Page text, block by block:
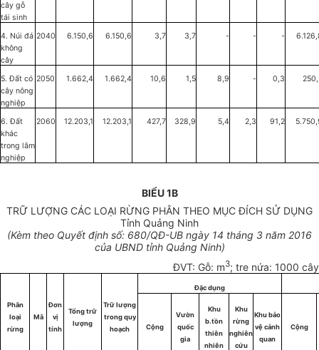
cây gỗ
tái sinh
4. Núi đá
không
cây
2040 6.150,6 6.150,6 3,7 3,7 - - -
5.Đất có
cây nông
nghiệp
2050 1.662,4 1.662,4 10,6 1,5 8,9 - 0,3
6.Đất
khác
trong lâm
nghiệp
2060 12.203,1 12.203,1 427,7 328,9 5,4 2,3 91,2
BIỂU 1B
TRỮ LƯỢNG CÁC LOẠI RỪNG PHÂN THEO MỤC ĐÍCH SỬ DỤNG
Tỉnh Quảng Ninh
(Kèm theo Quyết định số: 680/QĐ-UB ngày 14 tháng 3 năm 2016
của UBND tỉnh Quảng Ninh)
ĐVT: Gỗ: m3; tre nứa: 1000 cây
Phân
loại
rừng
Mã
Đơn
vị
tính
Tổng trữ
lượng
Trữ lượng
trong quy
hoạch
Đặc dụng
Cộng
Vườn
quốc
gia
Khu
b.tồn
thiên
nhiên
Khu
rừng
nghiên
cứu
Khu bảo
vệ cảnh
quan
Cộng